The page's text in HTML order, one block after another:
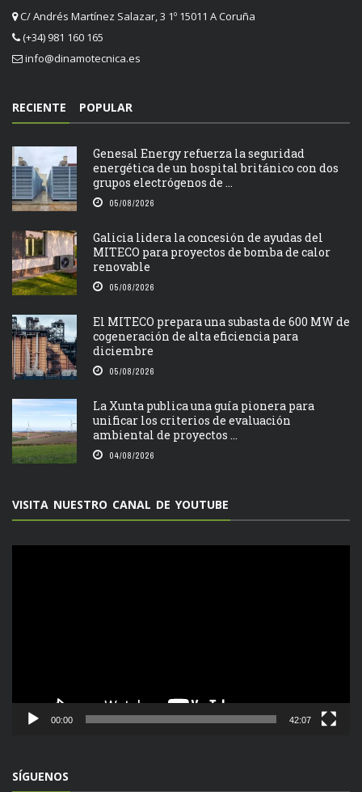
C/ Andrés Martínez Salazar, 3 1º 15011 A Coruña
(+34) 981 160 165
info@dinamotecnica.es
RECIENTE POPULAR
Genesal Energy refuerza la seguridad
energética de un hospital británico con dos
grupos electrógenos de ...
05/08/2026
Galicia lidera la concesión de ayudas del
MITECO para proyectos de bomba de calor
renovable
05/08/2026
El MITECO prepara una subasta de 600 MW de
cogeneración de alta eficiencia para
diciembre
05/08/2026
La Xunta publica una guía pionera para
unificar los criterios de evaluación
ambiental de proyectos ...
04/08/2026
VISITA NUESTRO CANAL DE YOUTUBE
00:00 42:07
SÍGUENOS